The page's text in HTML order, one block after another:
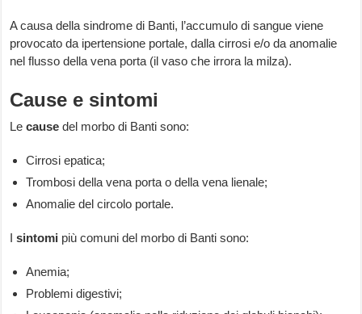
A causa della sindrome di Banti, l’accumulo di sangue viene
provocato da ipertensione portale, dalla cirrosi e/o da anomalie
nel flusso della vena porta (il vaso che irrora la milza).
Cause e sintomi
Lecause del morbo di Banti sono:
Cirrosi epatica;
Trombosi della vena porta o della vena lienale;
Anomalie del circolo portale.
Isintomi più comuni del morbo di Banti sono:
Anemia;
Problemi digestivi;